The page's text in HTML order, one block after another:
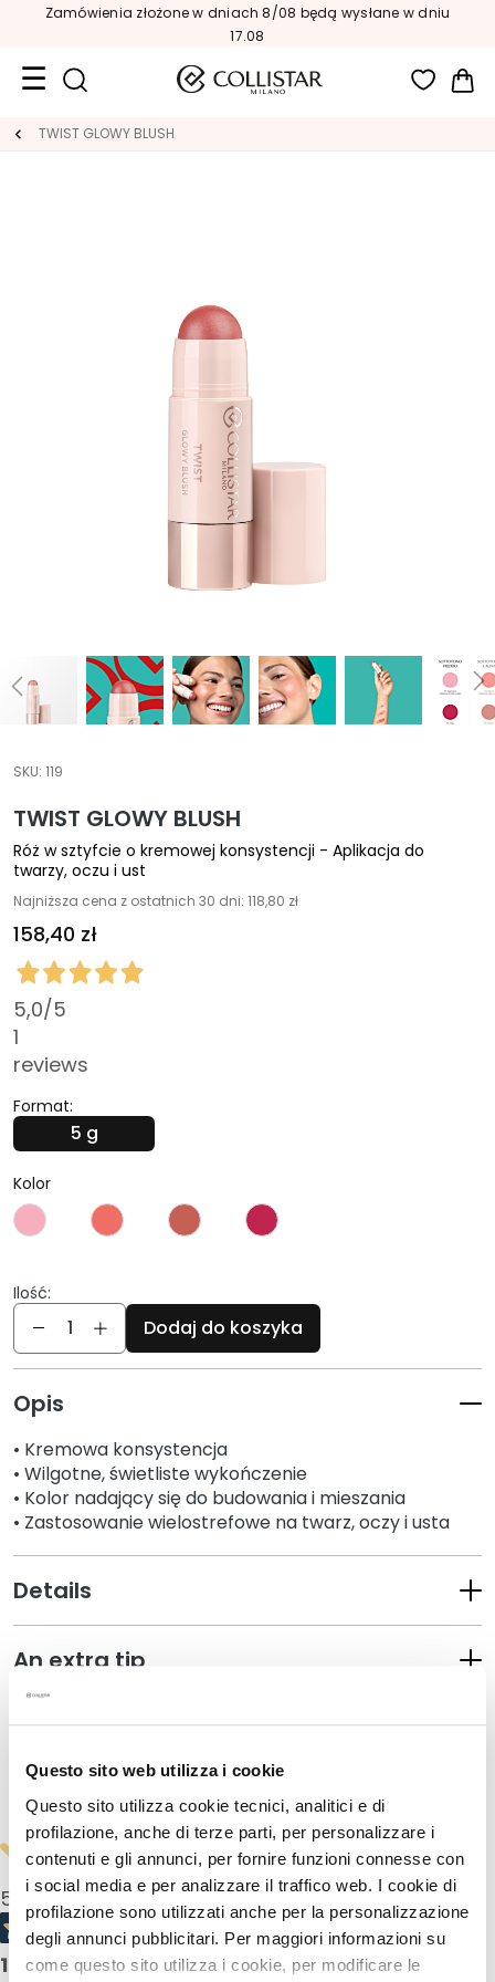
Questo sito web utilizza i cookie
Questo sito utilizza cookie tecnici, analitici e di
profilazione, anche di terze parti, per personalizzare i
contenuti e gli annunci, per fornire funzioni connesse con
i social media e per analizzare il traffico web. I cookie di
profilazione sono utilizzati anche per la personalizzazione
degli annunci pubblicitari. Per maggiori informazioni su
come questo sito utilizza i cookie, per modificare le
Zamówienia złożone w dniach 8/08 będą wysłane w dniu
17.08
Format
c
i
c
z
y
s
c
z
a
n
i
P
e
l
i
n
g
i
m
a
s
i
S
e
r
u
m
K
r
m
y
d
t
w
a
r
z
O
k
TWIST GLOWY BLUSH
SKU: 119
TWIST GLOWY BLUSH
Róż w sztyfcie o kremowej konsystencji - Aplikacja do
twarzy, oczu i ust
Najniższa cena z ostatnich 30 dni: 118,80 zł
158,40 zł
5,0/5
1
reviews
Kolor
Format:
5 g
Ilość:
Ilość Dodaj do koszyka
Opis
• Kremowa konsystencja
• Wilgotne, świetliste wykończenie
• Kolor nadający się do budowania i mieszania
• Zastosowanie wielostrefowe na twarz, oczy i usta
Details
An extra tip
How to use
Safety information
5,0 /5
1 product reviews